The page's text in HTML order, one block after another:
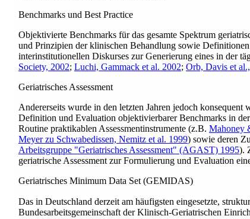
Benchmarks und Best Practice
Objektivierte Benchmarks für das gesamte Spektrum
und Prinzipien der klinischen Behandlung sowie
interinstitutionellen Diskurses zur Generierung eines in der
Society, 2002; Luchi, Gammack et al. 2002; Orb, Davis et
Geriatrisches Assessment
Andererseits wurde in den letzten Jahren jedoch
Definition und Evaluation objektivierbarer Benchmarks in
Routine praktikablen Assessmentinstrumente (z.B. Mahoney
Meyer zu Schwabedissen, Nemitz et al. 1999) sowie deren
Arbeitsgruppe "Geriatrisches Assessment" (AGAST) 1995).
geriatrische Assessment zur Formulierung und Evaluation
Geriatrisches Minimum Data Set (GEMIDAS)
Das in Deutschland derzeit am häufigsten eingesetzte,
Bundesarbeitsgemeinschaft der Klinisch-Geriatrischen